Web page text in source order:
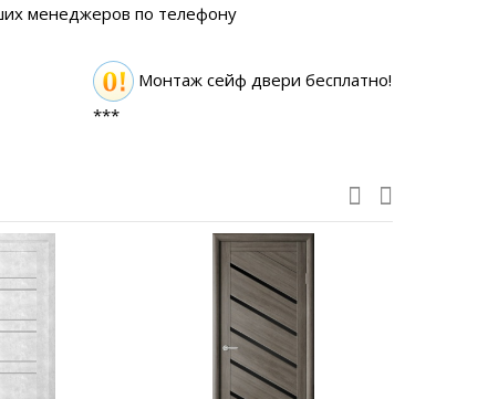
менеджеров по телефону
Монтаж сейф двери бесплатно!
***